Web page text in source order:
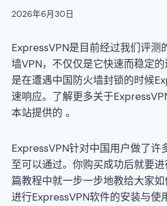
2026年6月30日
ExpressVPN是目前经过我们评测
墙VPN，不仅仅是它快速而稳定
是在遭遇中国防火墙封锁的时候
速响应。了解更多关于
本站提供的 。
ExpressVPN针对中国用户做了许
至可以通过。你购买成功后就要
篇教程中就一步一步地教给大家
进行ExpressVPN软件的安装与使